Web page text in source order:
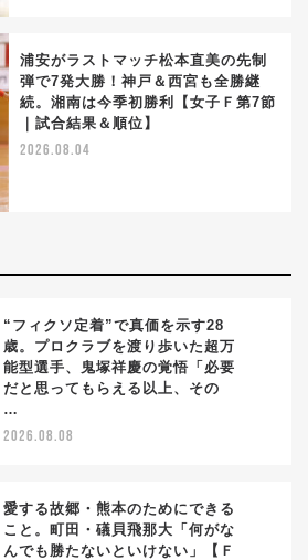
浦安がラストマッチ松本直美の先制
弾で7発大勝！神戸＆西宮も全勝継
続。湘南は今季初勝利【女子Ｆ第7節
｜試合結果＆順位】
2026.08.04
“フィクソ定着”で真価を示す28
歳。プロクラブを渡り歩いた超万
能型選手、鬼塚祥慶の覚悟「必要
だと思ってもらえる以上、その
…
2026.08.08
愛する故郷・熊本のためにできる
こと。町田・礒貝飛那大「何がな
んでも勝たないといけない」【Ｆ